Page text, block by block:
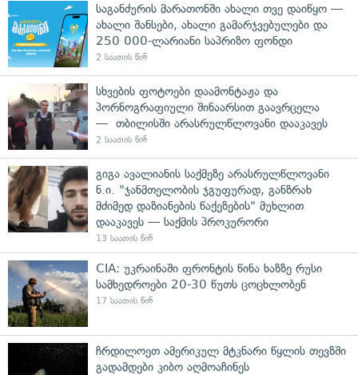
საგანძურის მარათონში ახალი თვე დაიწყო —
ახალი შანსები, ახალი გამარჯვებულები და
250 000-ლარიანი საპრიზო ფონდი
2 საათის წინ
სხვების ფოტოები დაამონტაჟა და
პორნოგრაფიული შინაარსით გაავრცელა
— თბილისში არასრულწლოვანი დააკავეს
2 საათის წინ
გიგა ავალიანის საქმეზე არასრულწლოვანი
ნ.ი. "ჯანმთელობის ჯგუფურად, განზრახ
მძიმედ დაზიანების წაქეზების" მუხლით
დააკავეს — საქმის პროკურორი
13 საათის წინ
CIA: უკრაინაში ფრონტის წინა ხაზზე რუსი
სამხედროები 20-30 წუთს ცოცხლობენ
17 საათის წინ
ჩრდილოეთ ამერიკულ მტკნარი წყლის თევზში
გადამდები კიბო აღმოაჩინეს